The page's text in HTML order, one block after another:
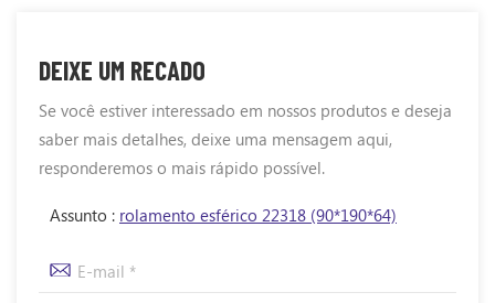
DEIXE UM RECADO
Se você estiver interessado em nossos produtos e deseja
saber mais detalhes, deixe uma mensagem aqui,
responderemos o mais rápido possível.
Assunto : rolamento esférico 22318 (90*190*64)